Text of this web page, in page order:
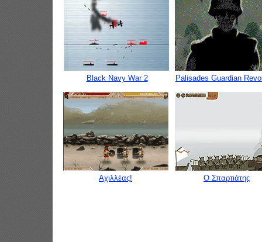
Black Navy War 2
Αχιλλέας!
Palisades Guardian
Ο Σπαρτιάτης